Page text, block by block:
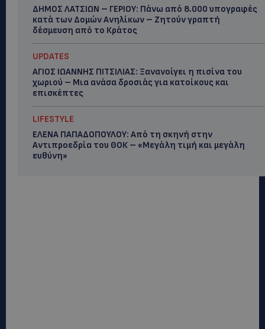
ΔΗΜΟΣ ΛΑΤΣΙΩΝ – ΓΕΡΙΟΥ: Πάνω από 8.000 υπογραφές
κατά των Δομών Ανηλίκων – Ζητούν γραπτή
δέσμευση από το Κράτος
UPDATES
ΑΓΙΟΣ ΙΩΑΝΝΗΣ ΠΙΤΣΙΛΙΑΣ: Ξανανοίγει η πισίνα του
χωριού – Μια ανάσα δροσιάς για κατοίκους και
επισκέπτες
LIFESTYLE
ΕΛΕΝΑ ΠΑΠΑΔΟΠΟΥΛΟΥ: Από τη σκηνή στην
Αντιπροεδρία του ΘΟΚ – «Μεγάλη τιμή και μεγάλη
ευθύνη»